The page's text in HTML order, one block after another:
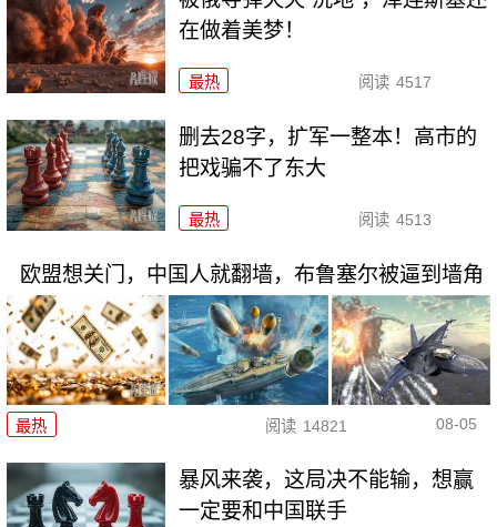
在做着美梦！
最热 阅读 4517
删去28字，扩军一整本！高市的
把戏骗不了东大
最热 阅读 4513
欧盟想关门，中国人就翻墙，布鲁塞尔被逼到墙角
最热 阅读 14821 08-05
暴风来袭，这局决不能输，想赢
一定要和中国联手